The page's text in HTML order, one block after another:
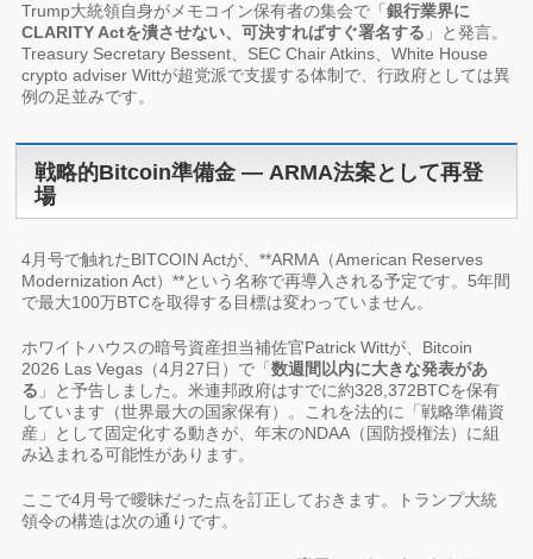
Trump大統領自身がメモコイン保有者の集会で「銀行業界に
CLARITY Actを潰させない、可決すればすぐ署名する 」と発言。
Treasury Secretary Bessent、SEC Chair Atkins、White House
crypto adviser Wittが超党派で支援する体制で、行政府としては異
例の足並みです。
戦略的Bitcoin準備金 ― ARMA法案として再登
場
4月号で触れたBITCOIN Actが、**ARMA（American Reserves
Modernization Act）**という名称で再導入される予定です。5年間
で最大100万BTCを取得する目標は変わっていません。
ホワイトハウスの暗号資産担当補佐官Patrick Wittが、Bitcoin
2026 Las Vegas（4月27日）で「数週間以内に大きな発表があ
る 」と予告しました。米連邦政府はすでに約328,372BTCを保有
しています（世界最大の国家保有）。これを法的に「戦略準備資
産」として固定化する動きが、年末のNDAA（国防授権法）に組
み込まれる可能性があります。
ここで4月号で曖昧だった点を訂正しておきます。トランプ大統
領令の構造は次の通りです。